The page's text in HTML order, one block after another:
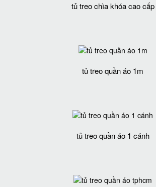
tủ treo chìa khóa cao cấp
tủ treo quần áo 1m
tủ treo quần áo 1 cánh